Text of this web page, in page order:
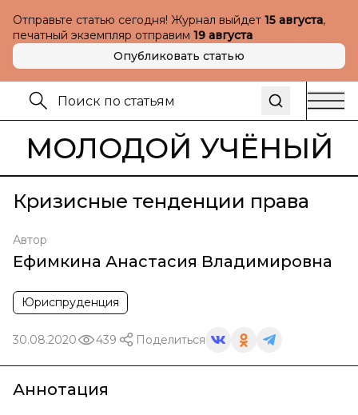
Отправьте статью сегодня! Журнал выйдет 15 августа,
печатный экземпляр отправим 19 августа
Опубликовать статью
МОЛОДОЙ УЧЁНЫЙ
Кризисные тенденции права
Автор
Ефимкина Анастасия Владимировна
Юриспруденция
30.08.2020 439 Поделиться
Аннотация